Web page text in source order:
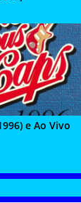
e Ao Vivo